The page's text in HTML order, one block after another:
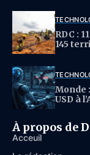
RDC :
145
Monde
USD à
À propos de
Acceuil